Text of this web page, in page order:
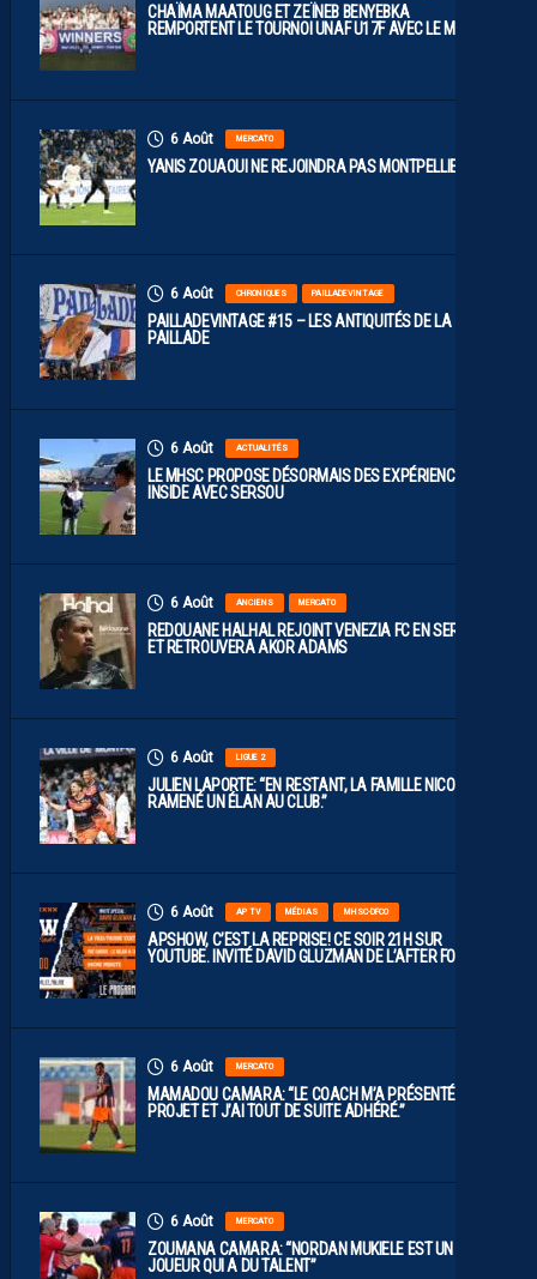
CHAÏMA MAATOUG ET ZEÏNEB BENYEBKA
REMPORTENT LE TOURNOI UNAF U17F AVEC LE MAROC
6 Août MERCATO
YANIS ZOUAOUI NE REJOINDRA PAS MONTPELLIER…
6 Août CHRONIQUES PAILLADEVINTAGE
PAILLADEVINTAGE #15 – LES ANTIQUITÉS DE LA
PAILLADE
6 Août ACTUALITÉS
LE MHSC PROPOSE DÉSORMAIS DES EXPÉRIENCES
INSIDE AVEC SERSOU
6 Août ANCIENS MERCATO
REDOUANE HALHAL REJOINT VENEZIA FC EN SERIE A
ET RETROUVERA AKOR ADAMS
6 Août LIGUE 2
JULIEN LAPORTE: “EN RESTANT, LA FAMILLE NICOLLIN A
RAMENÉ UN ÉLAN AU CLUB.”
6 Août AP TV MÉDIAS MHSC-DFCO
APSHOW, C’EST LA REPRISE! CE SOIR 21H SUR
YOUTUBE. INVITÉ DAVID GLUZMAN DE L’AFTER FOOT.
6 Août MERCATO
MAMADOU CAMARA: “LE COACH M’A PRÉSENTÉ LE
PROJET ET J’AI TOUT DE SUITE ADHÉRÉ.”
6 Août MERCATO
ZOUMANA CAMARA: “NORDAN MUKIELE EST UN
JOUEUR QUI A DU TALENT”